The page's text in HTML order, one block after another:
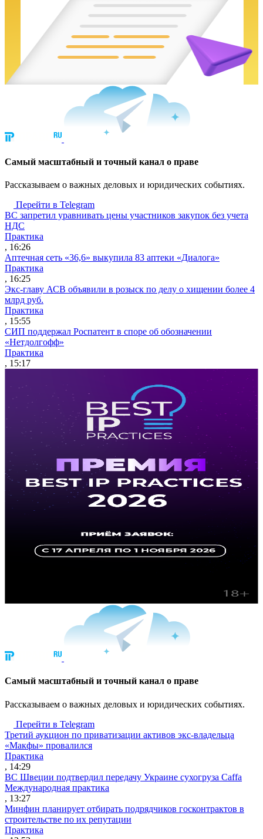
Cамый масштабный и точный канал о праве
Рассказываем о важных деловых и юридических событиях.
Перейти в Telegram
ВС запретил уравнивать цены участников закупок без учета
НДС
Практика
, 16:26
Аптечная сеть «36,6» выкупила 83 аптеки «Диалога»
Практика
, 16:25
Экс-главу АСВ объявили в розыск по делу о хищении более 4
млрд руб.
Практика
, 15:55
СИП поддержал Роспатент в споре об обозначении
«Нетдолгофф»
Практика
, 15:17
Cамый масштабный и точный канал о праве
Рассказываем о важных деловых и юридических событиях.
Перейти в Telegram
Третий аукцион по приватизации активов экс-владельца
«Макфы» провалился
Практика
, 14:29
ВС Швеции подтвердил передачу Украине сухогруза Caffa
Международная практика
, 13:27
Минфин планирует отбирать подрядчиков госконтрактов в
строительстве по их репутации
Практика